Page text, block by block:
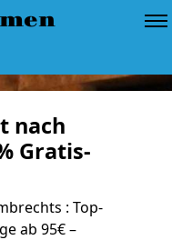
nach
Gratis-
: Top-
ab 95€ –